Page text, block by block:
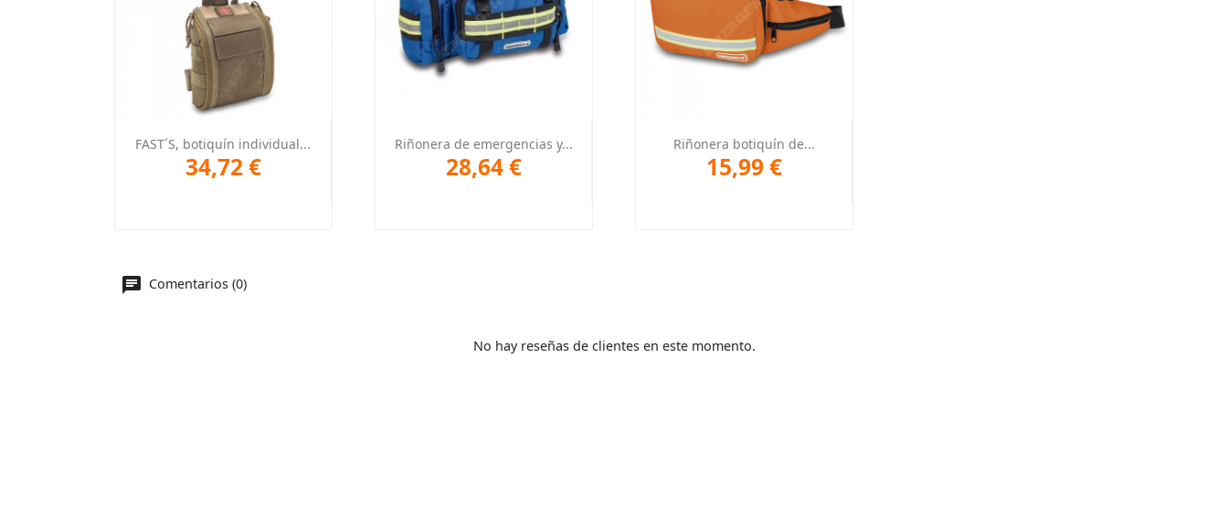
Vista rápida
FAST´S, botiquín individual...
34,72 €
 Vista rápida
Riñonera de emergencias y...
28,64 €
Vista rápida
Riñonera botiquín de...
15,99 €
Comentarios (0)
No hay reseñas de clientes en este momento.